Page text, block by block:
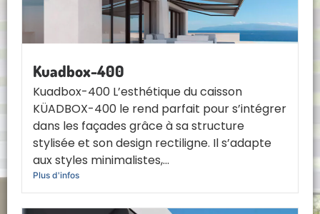
Kuadbox-400
Kuadbox-400 L’esthétique du caisson
KÜADBOX-400 le rend parfait pour s’intégrer
dans les façades grâce à sa structure
stylisée et son design rectiligne. Il s’adapte
aux styles minimalistes,...
Plus d'infos